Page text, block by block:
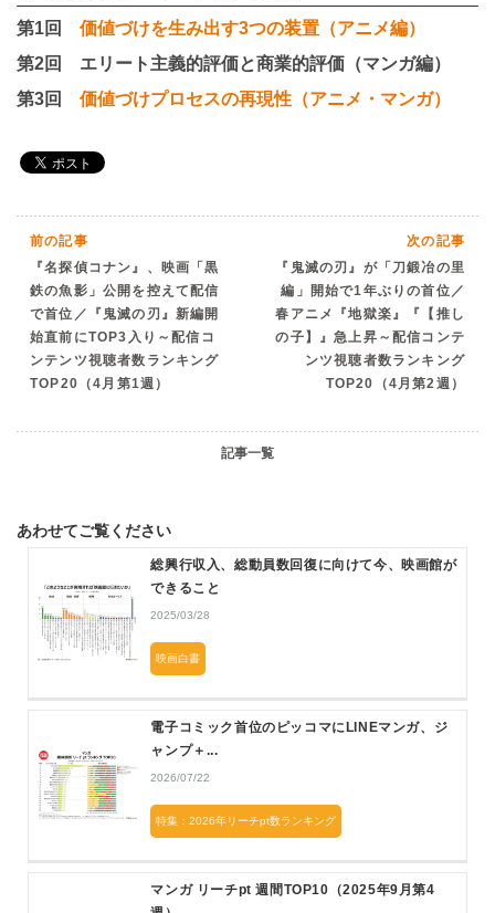
第1回 価値づけを生み出す3つの装置（アニメ編）
第2回 エリート主義的評価と商業的評価（マンガ編）
第3回 価値づけプロセスの再現性（アニメ・マンガ）
前の記事
『名探偵コナン』、映画「黒
鉄の魚影」公開を控えて配信
で首位／『鬼滅の刃』新編開
始直前にTOP3入り～配信コ
ンテンツ視聴者数ランキング
TOP20（4月第1週）
次の記事
『鬼滅の刃』が「刀鍛冶の里
編」開始で1年ぶりの首位／
春アニメ『地獄楽』『【推し
の子】』急上昇～配信コンテ
ンツ視聴者数ランキング
TOP20（4月第2週）
記事一覧
あわせてご覧ください
総興行収入、総動員数回復に向けて今、映画館が
できること
2025/03/28
映画白書
電子コミック首位のピッコマにLINEマンガ、ジ
ャンプ＋...
2026/07/22
特集：2026年リーチpt数ランキング
マンガ リーチpt 週間TOP10（2025年9月第4